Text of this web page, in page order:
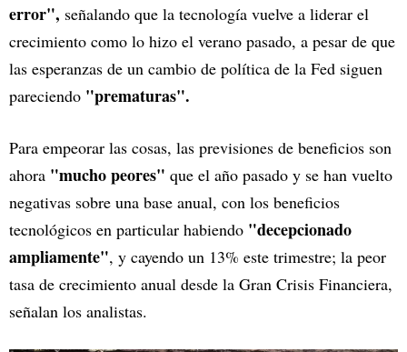
error", señalando que la tecnología vuelve a liderar el
crecimiento como lo hizo el verano pasado, a pesar de que
las esperanzas de un cambio de política de la Fed siguen
pareciendo "prematuras".
Para empeorar las cosas, las previsiones de beneficios son
ahora "mucho peores" que el año pasado y se han vuelto
negativas sobre una base anual, con los beneficios
tecnológicos en particular habiendo "decepcionado
ampliamente", y cayendo un 13% este trimestre; la peor
tasa de crecimiento anual desde la Gran Crisis Financiera,
señalan los analistas.